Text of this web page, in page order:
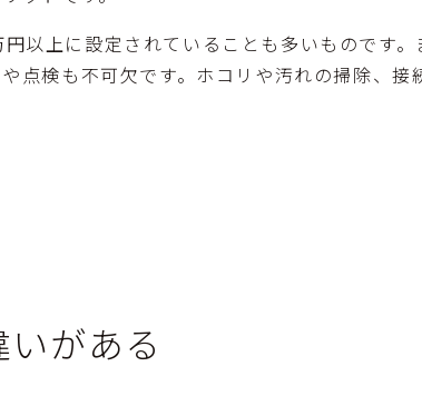
以上に設定されていることも多いものです。
点検も不可欠です。ホコリや汚れの掃除、接
がある